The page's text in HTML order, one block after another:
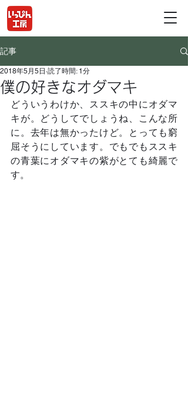
記事
僕の好きなオダマキ
2018年5月5日 読了時間: 1分
どういうわけか、ススキの中にオダマ
キが。どうしてでしょうね、こんな所
に。去年は無かったけど。とっても窮
屈そうにしています。でもでもススキ
の青葉にオダマキの紫がとても綺麗で